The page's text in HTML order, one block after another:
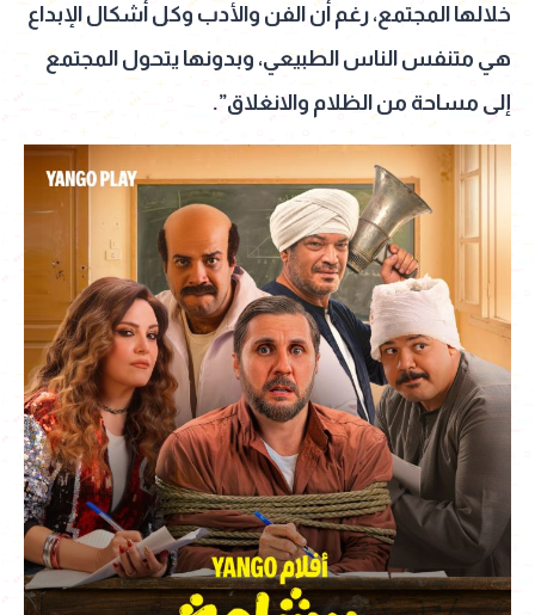
خلالها المجتمع، رغم أن الفن والأدب وكل أشكال الإبداع
هي متنفس الناس الطبيعي، وبدونها يتحول المجتمع
إلى مساحة من الظلام والانغلاق”.